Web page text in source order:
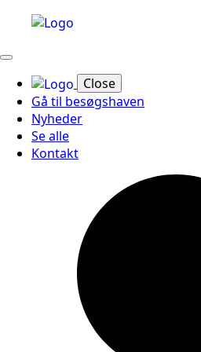
Close
Gå til besøgshaven
Nyheder
Se alle
Kontakt